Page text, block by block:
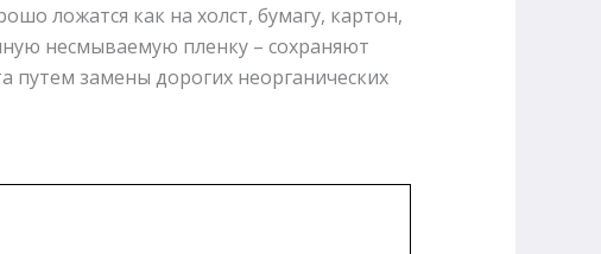
ложатся как на холст, бумагу, картон,
несмываемую пленку – сохраняют
путем замены дорогих неорганических